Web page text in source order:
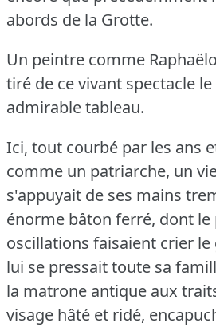
abords de la Grotte.
Un peintre comme
tiré de ce vivant spectacle
admirable tableau.
Ici, tout courbé par les ans
comme un patriarche, un
s'appuyait de ses mains
énorme bâton ferré, dont le
oscillations faisaient crier le
lui se pressait toute sa
la matrone antique aux
visage hâté et ridé,